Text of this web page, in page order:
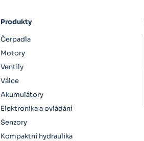
Produkty
Čerpadla
Motory
Ventily
Válce
Akumulátory
Elektronika a ovládání
Senzory
Kompaktní hydraulika